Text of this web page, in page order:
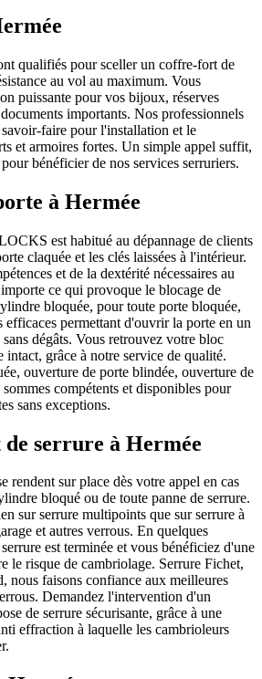
qualifiés pour sceller un coffre-fort de
au vol au maximum. Vous
puissante pour vos bijoux, réserves
importants. Nos professionnels
faire pour l'installation et le
et armoires fortes. Un simple appel suffit,
bénéficier de nos services serruriers.
à Hermée
est habitué au dépannage de clients
claquée et les clés laissées à l'intérieur.
et de la dextérité nécessaires au
ce qui provoque le blocage de
bloquée, pour toute porte bloquée,
efficaces permettant d'ouvrir la porte en un
dégâts. Vous retrouvez votre bloc
intact, grâce à notre service de qualité.
ouverture de porte blindée, ouverture de
compétents et disponibles pour
sans exceptions.
serrure à Hermée
rendent sur place dès votre appel en cas
bloqué ou de toute panne de serrure.
sur serrure multipoints que sur serrure à
et autres verrous. En quelques
est terminée et vous bénéficiez d'une
le risque de cambriolage. Serrure Fichet,
nous faisons confiance aux meilleures
Demandez l'intervention d'un
de serrure sécurisante, grâce à une
effraction à laquelle les cambrioleurs